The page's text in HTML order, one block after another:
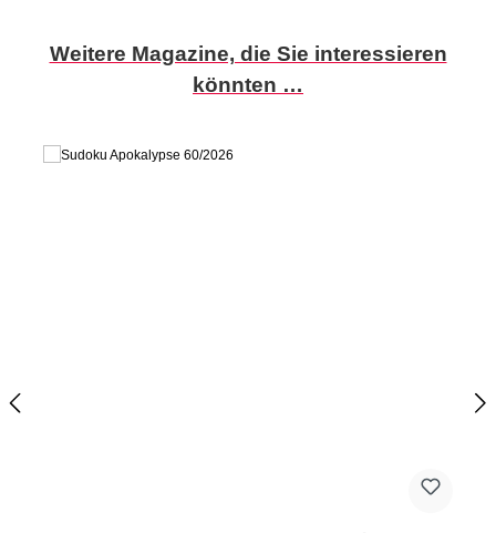
Produktgalerie überspringen
Weitere Magazine, die Sie interessieren
könnten …